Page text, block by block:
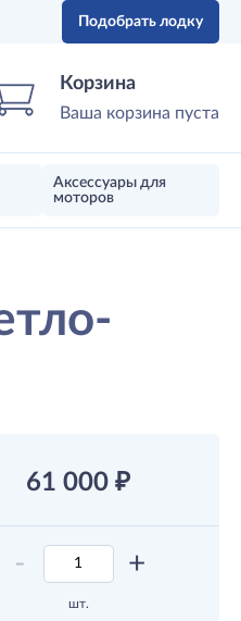
Подобрать лодку
Корзина
Ваша корзина пуста
Аксессуары для
моторов
61 000 ₽
- +
шт.